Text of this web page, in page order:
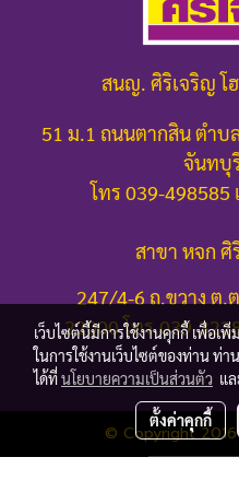
สนญ. ศิริเจริญ โ
51 ม.1 ถนนตากสิน ตำบ
จันทบุ
โทร 039-
สาขา หจก
247/4-6 ถ.ขวาง ต.
22000โทร.039-
© Copyright
เว็บไซต์นี้มีการใช้งานคุกกี้ เพื่อ
ในการใช้งานเว็บไซต์ของท่าน ท่
ได้ที่นโยบายความเป็นส่วนตัว แ
ตั้งค่าคุกกี้